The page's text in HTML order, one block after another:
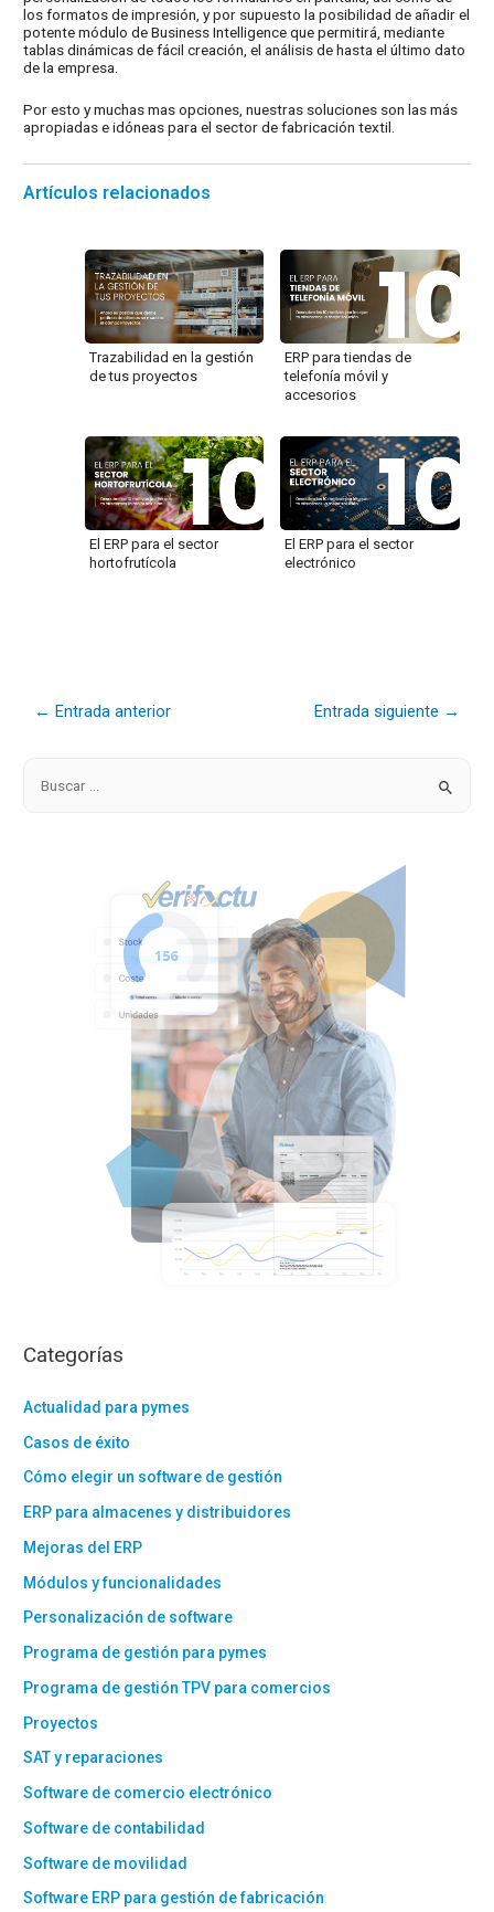
los formatos de impresión, y por supuesto la posibilidad de añadir el
potente módulo de Business Intelligence que permitirá, mediante
tablas dinámicas de fácil creación, el análisis de hasta el último dato
de la empresa.
Por esto y muchas mas opciones, nuestras soluciones son las más
apropiadas e idóneas para el sector de fabricación textil.
Artículos relacionados
Trazabilidad en la gestión
de tus proyectos
ERP para tiendas de
telefonía móvil y
accesorios
El ERP para el sector
hortofrutícola
El ERP para el sector
electrónico
← Entrada anterior Entrada siguiente →
Categorías
Actualidad para pymes
Casos de éxito
Cómo elegir un software de gestión
ERP para almacenes y distribuidores
Mejoras del ERP
Módulos y funcionalidades
Personalización de software
Programa de gestión para pymes
Programa de gestión TPV para comercios
Proyectos
SAT y reparaciones
Software de comercio electrónico
Software de contabilidad
Software de movilidad
Software ERP para gestión de fabricación